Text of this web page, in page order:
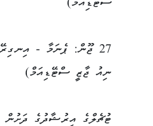
ސްޓޭޑިއަމް)
27 ޖޫން: ޕެނަމާ -
ނިއު ޖާޒީ ސްޓޭޑިއަމް)
ޓުޗެލްގެ އިރުޝާދުގެ ދަށުން